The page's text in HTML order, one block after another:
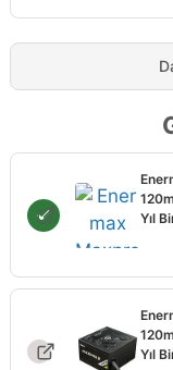
Yıl
Yıl